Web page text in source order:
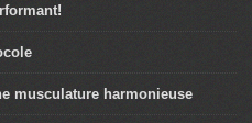
musculature harmonieuse